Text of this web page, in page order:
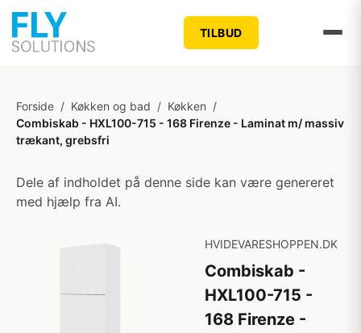
TILBUD
Forside / Køkken og bad / Køkken /
Combiskab - HXL100-715 - 168 Firenze - Laminat m/ massiv
trækant, grebsfri
Dele af indholdet på denne side kan være genereret
med hjælp fra AI.
HVIDEVARESHOPPEN.DK
Combiskab -
HXL100-715 -
168 Firenze -